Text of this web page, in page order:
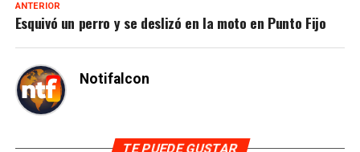
ANTERIOR
Esquivó un perro y se deslizó en la moto en Punto Fijo
Notifalcon
TE PUEDE GUSTAR